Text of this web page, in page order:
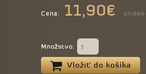
Cena: 11,90€ 17,90€
Množstvo:
Vložiť do košíka